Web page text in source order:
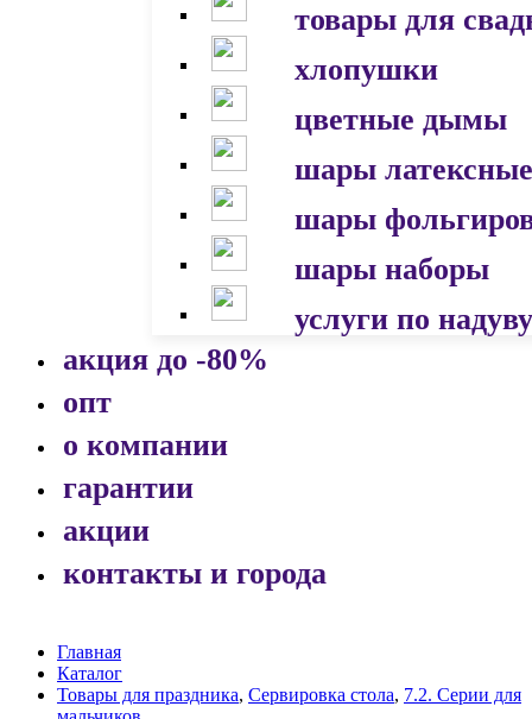
товары для
хлопушки
цветные дымы
шары латексные
шары
шары наборы
услуги по надуву
акция до -80%
опт
о компании
гарантии
акции
контакты и города
Главная
Каталог
Товары для праздника, Сервировка стола, 7.2. Серии для